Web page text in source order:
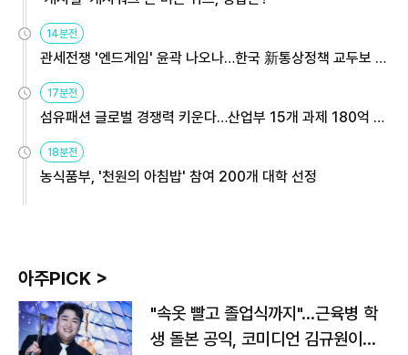
14분전
관세전쟁 '엔드게임' 윤곽 나오나…한국 新통상정책 교두보 활
17분전
섬유패션 글로벌 경쟁력 키운다…산업부 15개 과제 180억 지
18분전
농식품부, '천원의 아침밥' 참여 200개 대학 선정
아주PICK >
"속옷 빨고 졸업식까지"…근육병 학
생 돌본 공익, 코미디언 김규원이었